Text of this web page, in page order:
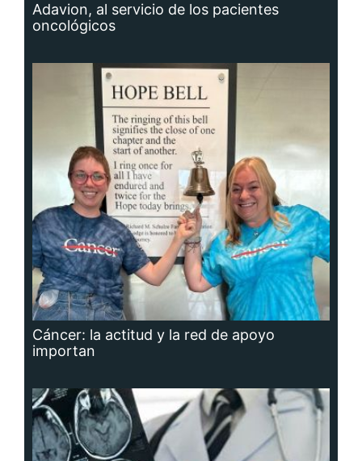
Adavion, al servicio de los pacientes
oncológicos
Cáncer: la actitud y la red de apoyo
importan